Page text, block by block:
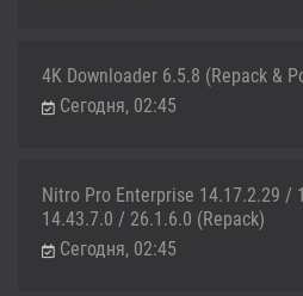
4K Downloader 6.5.8 (Repack &
Сегодня, 02:45
Nitro Pro Enterprise 14.17.2.29 /
14.43.7.0 / 26.1.6.0 (Repack)
Сегодня, 02:45